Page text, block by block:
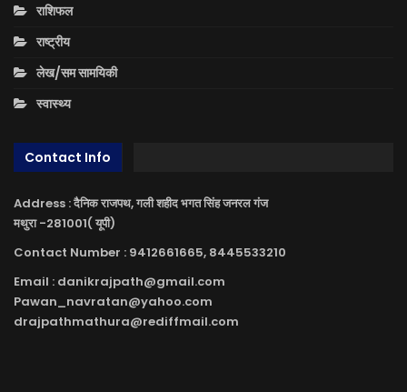
राशिफल
राष्ट्रीय
लेख/सम सामयिकी
स्वास्थ्य
Contact Info
Address : दैनिक राजपथ, गली शहीद भगत सिंह जनरल गंज
मथुरा -281001( यूपी)
Contact Number : 9412661665, 8445533210
Email : danikrajpath@gmail.com
Pawan_navratan@yahoo.com
drajpathmathura@rediffmail.com